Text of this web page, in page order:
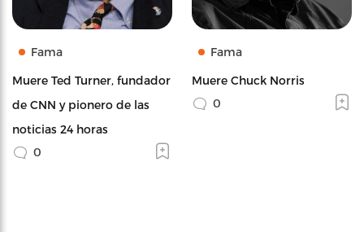
Fama
Muere Ted Turner, fundador
de CNN y pionero de las
noticias 24 horas
0
Fama
Muere Chuck Norris
0